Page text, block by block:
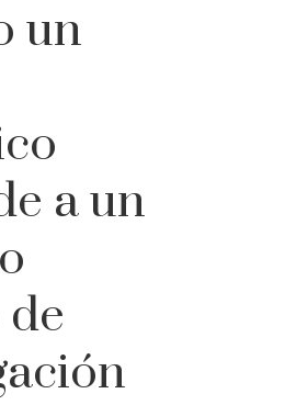
un
a un